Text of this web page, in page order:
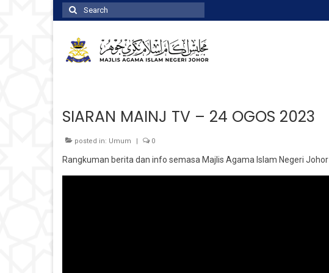
Search
for:
SIARAN MAINJ TV – 24 OGOS 2023
posted in: Umum | 0
Rangkuman berita dan info semasa Majlis Agama Islam Negeri Johor